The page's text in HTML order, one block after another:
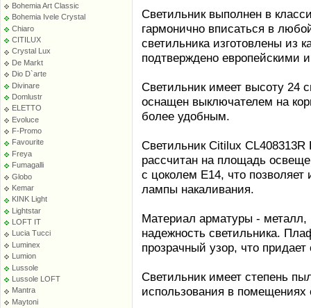
Bohemia Art Classic
Bohemia Ivele Crystal
Chiaro
CITILUX
Crystal Lux
De Markt
Dio D`arte
Divinare
Domlustr
ELETTO
Evoluce
F-Promo
Favourite
Freya
Fumagalli
Globo
Kemar
KINK Light
Lightstar
LOFT IT
Lucia Tucci
Luminex
Lumion
Lussole
Lussole LOFT
Mantra
Maytoni
Светильник выполнен в
гармонично вписаться в
светильника изготовлены из
подтверждено европейскими
Светильник имеет высоту
оснащен выключателем на
более удобным.
Светильник Citilux
рассчитан на площадь
с цоколем E14, что позволяет
лампы накаливания.
Материал арматуры - металл,
надежность светильника.
прозрачный узор, что
Светильник имеет степень
использования в